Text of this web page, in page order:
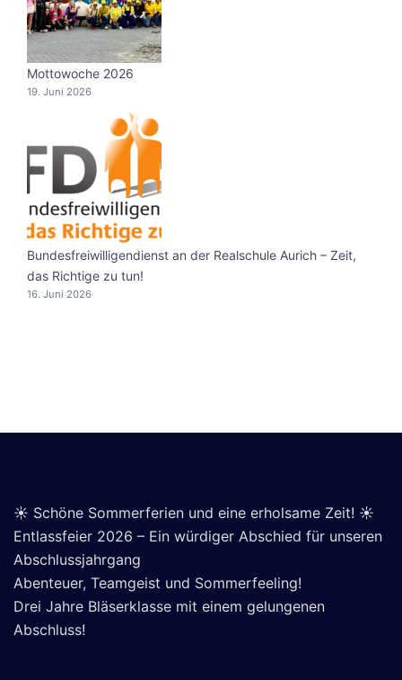
Mottowoche 2026
19. Juni 2026
Bundesfreiwilligendienst an der Realschule Aurich – Zeit,
das Richtige zu tun!
16. Juni 2026
☀️ Schöne Sommerferien und eine erholsame Zeit! ☀️
Entlassfeier 2026 – Ein würdiger Abschied für unseren
Abschlussjahrgang
Abenteuer, Teamgeist und Sommerfeeling!
Drei Jahre Bläserklasse mit einem gelungenen
Abschluss!